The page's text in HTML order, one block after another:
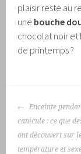
plaisir reste au
une bouche
chocolat noir et
de printemps ?
DES
ARTICLES
Enceinte
canicule : ce que
ont découvert sur
température et